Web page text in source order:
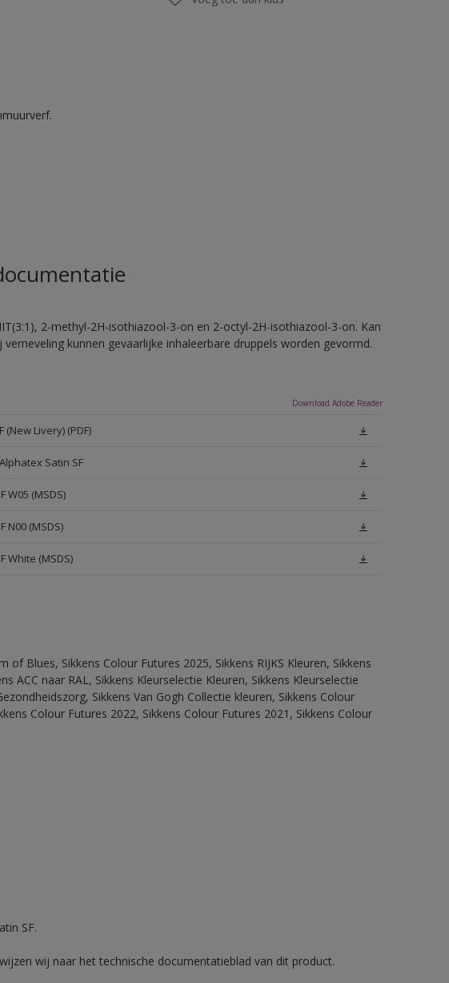
2-methyl-2H-isothiazool-3-on en 2-octyl-2H-isothiazool-3-on. Kan
kunnen gevaarlijke inhaleerbare druppels worden gevormd.
Download Adobe Reader
Livery) (PDF)
Satin SF
(MSDS)
(MSDS)
White (MSDS)
of Blues, Sikkens Colour Futures 2025, Sikkens RIJKS Kleuren, Sikkens
ACC naar RAL, Sikkens Kleurselectie Kleuren, Sikkens Kleurselectie
Sikkens Van Gogh Collectie kleuren, Sikkens Colour
Colour Futures 2022, Sikkens Colour Futures 2021, Sikkens Colour
SF.
wij naar het technische documentatieblad van dit product.